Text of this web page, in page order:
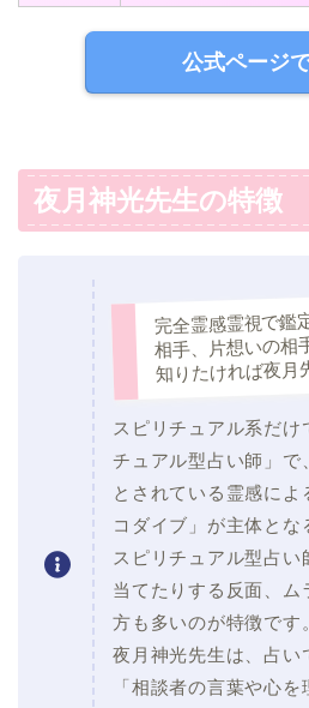
公式ページ
夜月神光先生の特徴
完全霊感霊視で鑑
相手、片想いの相
知りたければ夜月
スピリチュアル系だけ
チュアル型占い師」で
とされている霊感によ
コダイブ」が主体とな
スピリチュアル型占い
当てたりする反面、ム
方も多いのが特徴です。
夜月神光先生は、占い
「相談者の言葉や心